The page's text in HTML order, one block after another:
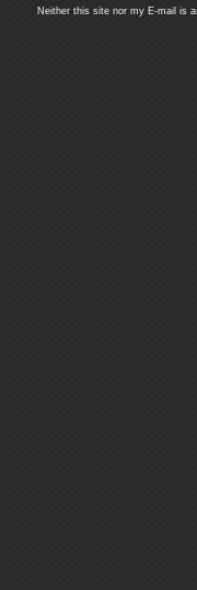
Neither this site nor my E-mail is